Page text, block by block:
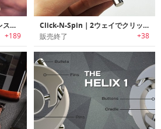
Stress Mushrooms｜ストレス解消に役立つマッシュルーム
+189
Click-N-Spin｜2ウェイでクリック・スピン可能なフィジットトイ「クリックNスピン」
販売終了 +38